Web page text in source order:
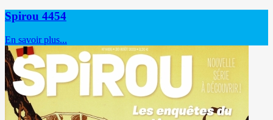
Spirou 4454
En savoir plus...